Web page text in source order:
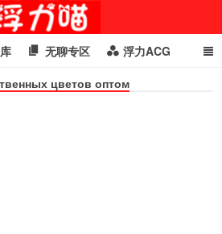
无聊专区 浮力ACG
资讯 头条女神 萌妹专区
цветов оптом